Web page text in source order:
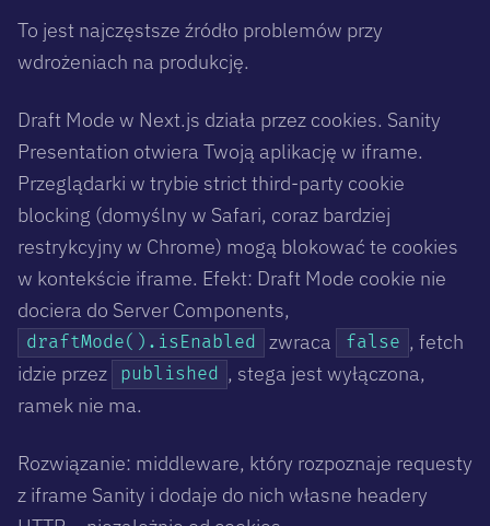
To jest najczęstsze źródło problemów przy
wdrożeniach na produkcję.
Draft Mode w Next.js działa przez cookies. Sanity
Presentation otwiera Twoją aplikację w iframe.
Przeglądarki w trybie strict third-party cookie
blocking (domyślny w Safari, coraz bardziej
restrykcyjny w Chrome) mogą blokować te cookies
w kontekście iframe. Efekt: Draft Mode cookie nie
dociera do Server Components,
draftMode().isEnabled zwraca false , fetch
idzie przez
published , stega jest wyłączona,
ramek nie ma.
Rozwiązanie: middleware, który rozpoznaje requesty
z iframe Sanity i dodaje do nich własne headery